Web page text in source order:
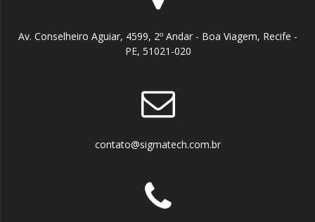
Av. Conselheiro Aguiar, 4599, 2º Andar - Boa Viagem, Recife -
PE, 51021-020
contato@sigmatech.com.br